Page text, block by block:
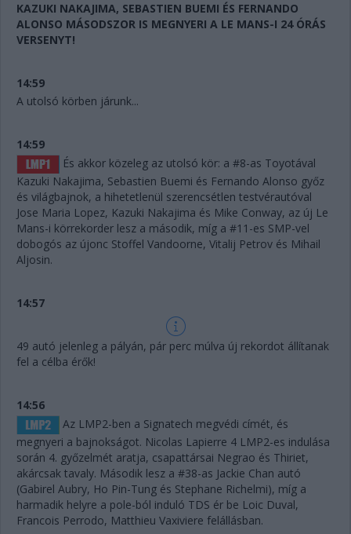
KAZUKI NAKAJIMA, SEBASTIEN BUEMI ÉS FERNANDO
ALONSO MÁSODSZOR IS MEGNYERI A LE MANS-I 24 ÓRÁS
VERSENYT!
14:59
A utolsó körben járunk...
14:59
És akkor közeleg az utolsó kör: a #8-as Toyotával
Kazuki Nakajima, Sebastien Buemi és Fernando Alonso győz
és világbajnok, a hihetetlenül szerencsétlen testvérautóval
Jose Maria Lopez, Kazuki Nakajima és Mike Conway, az új Le
Mans-i körrekorder lesz a második, míg a #11-es SMP-vel
dobogós az újonc Stoffel Vandoorne, Vitalij Petrov és Mihail
Aljosin.
14:57
49 autó jelenleg a pályán, pár perc múlva új rekordot állítanak
fel a célba érők!
14:56
Az LMP2-ben a Signatech megvédi címét, és
megnyeri a bajnokságot. Nicolas Lapierre 4 LMP2-es indulása
során 4. győzelmét aratja, csapattársai Negrao és Thiriet,
akárcsak tavaly. Második lesz a #38-as Jackie Chan autó
(Gabirel Aubry, Ho Pin-Tung és Stephane Richelmi), míg a
harmadik helyre a pole-ból induló TDS ér be Loic Duval,
Francois Perrodo, Matthieu Vaxiviere felállásban.